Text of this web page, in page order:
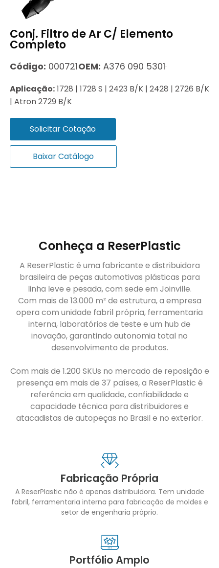
Conj. Filtro de Ar C/ Elemento
Completo
Código: 000721OEM: A376 090 5301
Aplicação:1728 | 1728 S | 2423 B/K | 2428 | 2726 B/K
| Atron 2729 B/K
Solicitar Cotação
Baixar Catálogo
Conheça a ReserPlastic
A ReserPlastic é uma fabricante e distribuidora
brasileira de peças automotivas plásticas para
linha leve e pesada, com sede em Joinville.
Com mais de 13.000 m² de estrutura, a empresa
opera com unidade fabril própria, ferramentaria
interna, laboratórios de teste e um hub de
inovação, garantindo autonomia total no
desenvolvimento de produtos.
Com mais de 1.200 SKUs no mercado de reposição e
presença em mais de 37 países, a ReserPlastic é
referência em qualidade, confiabilidade e
capacidade técnica para distribuidores e
atacadistas de autopeças no Brasil e no exterior.
Fabricação Própria
A ReserPlastic não é apenas distribuidora. Tem unidade
fabril, ferramentaria interna para fabricação de moldes e
setor de engenharia próprio.
Portfólio Amplo